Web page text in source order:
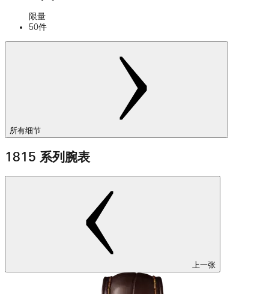
限量
50件
所有细节
1815 系列腕表
上一张